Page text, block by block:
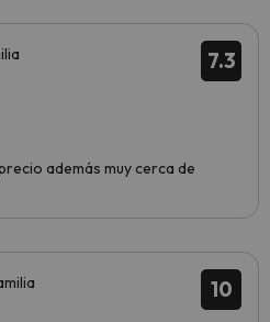
7.3
además muy cerca de
10